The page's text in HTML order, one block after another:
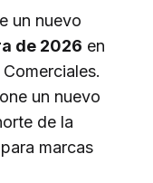
un nuevo
de 2026 en
un nuevo
de la
marcas